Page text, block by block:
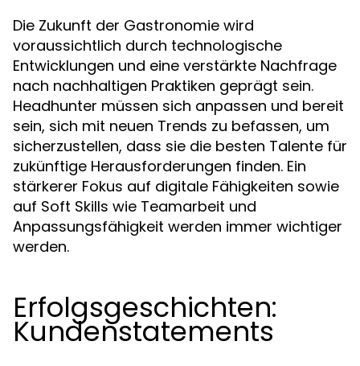
Die Zukunft der Gastronomie wird
voraussichtlich durch technologische
Entwicklungen und eine verstärkte Nachfrage
nach nachhaltigen Praktiken geprägt sein.
Headhunter müssen sich anpassen und bereit
sein, sich mit neuen Trends zu befassen, um
sicherzustellen, dass sie die besten Talente für
zukünftige Herausforderungen finden. Ein
stärkerer Fokus auf digitale Fähigkeiten sowie
auf Soft Skills wie Teamarbeit und
Anpassungsfähigkeit werden immer wichtiger
werden.
Erfolgsgeschichten:
Kundenstatements